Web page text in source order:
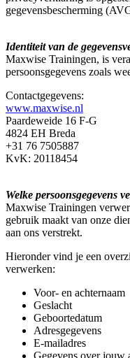
gegevensbescherming
Identiteit van de
Maxwise Trainingen, is
persoonsgegevens zoals
Contactgegevens:
www.maxwise.nl
Paardeweide 16 F-G
4824 EH Breda
+31 76 7505887
KvK: 20118454
Welke persoonsgegevens
Maxwise Trainingen
gebruik maakt van onze
aan ons verstrekt.
Hieronder vind je een
verwerken:
Voor- en achternaam
Geslacht
Geboortedatum
Adresgegevens
E-mailadres
Gegevens over jouw